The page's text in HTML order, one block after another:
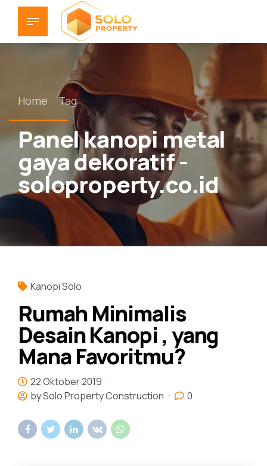
Home Tag
Panel kanopi metal
gaya dekoratif -
soloproperty.co.id
Kanopi Solo
Rumah Minimalis
Desain Kanopi , yang
Mana Favoritmu?
22 Oktober 2019
by Solo Property Construction
0